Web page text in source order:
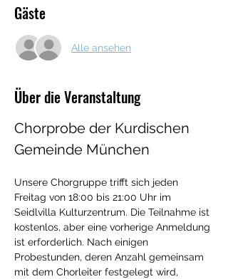
Gäste
Alle ansehen
Über die Veranstaltung
Chorprobe der Kurdischen
Gemeinde München
Unsere Chorgruppe trifft sich jeden
Freitag von 18:00 bis 21:00 Uhr im
Seidlvilla Kulturzentrum. Die Teilnahme ist
kostenlos, aber eine vorherige Anmeldung
ist erforderlich. Nach einigen
Probestunden, deren Anzahl gemeinsam
mit dem Chorleiter festgelegt wird,